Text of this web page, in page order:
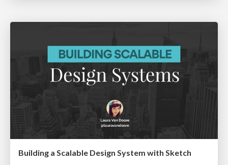
Building a Scalable Design System with Sketch